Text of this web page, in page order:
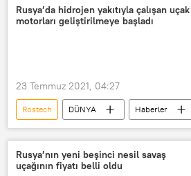
Rusya’da hidrojen yakıtıyla çalışan uçak
motorları geliştirilmeye başladı
23 Temmuz 2021, 04:27
Rostech DÜNYA
Haberler
Rusya
hidrojen
Uçak motoru
Rusya’nın yeni beşinci nesil savaş
uçağının fiyatı belli oldu